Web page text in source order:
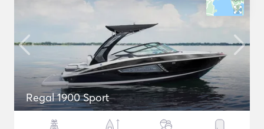
Regal 1900 Sport